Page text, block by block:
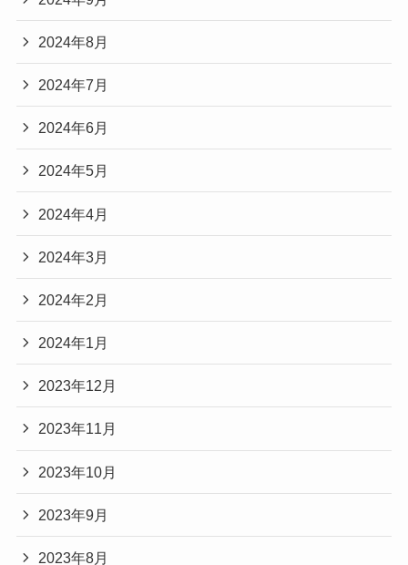
2024年8月
2024年7月
2024年6月
2024年5月
2024年4月
2024年3月
2024年2月
2024年1月
2023年12月
2023年11月
2023年10月
2023年9月
2023年8月